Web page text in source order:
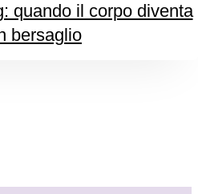
quando il corpo diventa
bersaglio